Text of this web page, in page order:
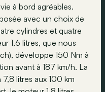
à bord agréables.
avec un choix de
cylindres et quatre
1,6 litres, que nous
développe 150 Nm à
avant à 187 km/h. La
litres aux 100 km